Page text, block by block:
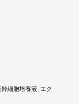
幹細胞培養液, エク